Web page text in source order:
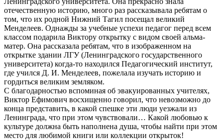
отечественную историю, много раз рассказывала ребятам о
том, что их родной Нижний Тагил посещал великий
Менделеев. Однажды за учебные успехи педагог перед всем
классом подарила Виктору открытку с видом своей альма-
матер. Она рассказала ребятам, что в изображенном на
открытке здании ЛГУ (Ленинградского государственного
университета) когда-то находился Педагогический институт,
где учился Д. И. Менделеев, пожелала изучать историю и
гордиться великим земляком.
С благодарностью вспоминая об эвакуированных учителях,
Виктор Ефимович восхищенно говорил, что невозможно до
конца представить, в какой спешке эти люди уезжали из
Ленинграда, что при этом чувствовали… Какой любовью к
культуре должна быть наполнена душа, чтобы найти при этом
место для любимой книги или коллекции открыток!